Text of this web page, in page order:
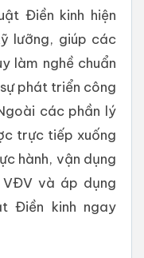
Điền kinh hiện
lưỡng, giúp các
làm nghề chuẩn
phát triển công
các phần lý
trực tiếp xuống
hành, vận dụng
và áp dụng
Điền kinh ngay